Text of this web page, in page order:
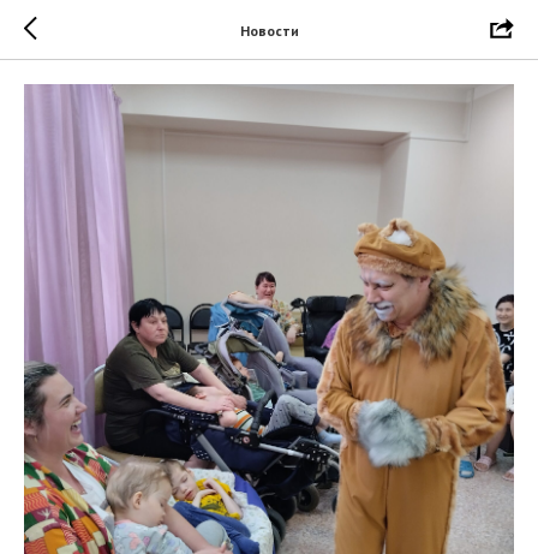
Новости